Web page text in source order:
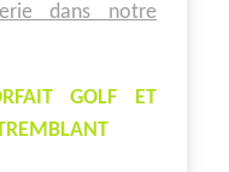
dans notre
GOLF ET